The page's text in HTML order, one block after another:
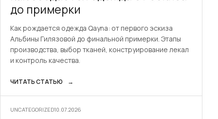
до примерки
Как рождается одежда Qayna: от первого эскиза
Альбины Гилязовой до финальной примерки. Этапы
производства, выбор тканей, конструирование лекал
и контроль качества.
ЧИТАТЬ СТАТЬЮ →
UNCATEGORIZED10.07.2026